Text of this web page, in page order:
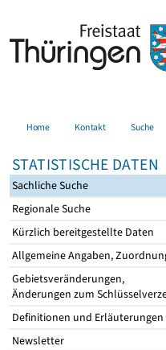
Home Kontakt Suche
STATISTISCHE DATEN
Sachliche Suche
Regionale Suche
Kürzlich bereitgestellte Daten
Allgemeine Angaben,
Gebietsveränderungen,
Änderungen zum
Definitionen und Erläuterungen
Newsletter